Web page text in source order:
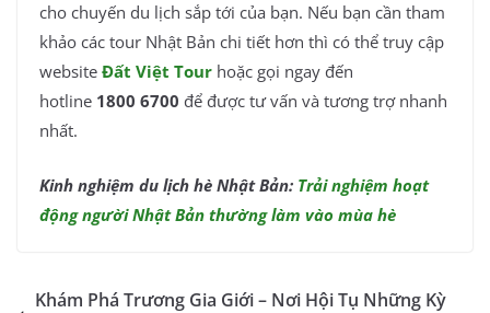
cho chuyến du lịch sắp tới của bạn. Nếu bạn cần tham
khảo các tour Nhật Bản chi tiết hơn thì có thể truy cập
website Đất Việt Tour hoặc gọi ngay đến
hotline 1800 6700 để được tư vấn và tương trợ nhanh
nhất.
Kinh nghiệm du lịch hè Nhật Bản: Trải nghiệm hoạt
động người Nhật Bản thường làm vào mùa hè
Khám Phá Trương Gia Giới – Nơi Hội Tụ Những Kỳ